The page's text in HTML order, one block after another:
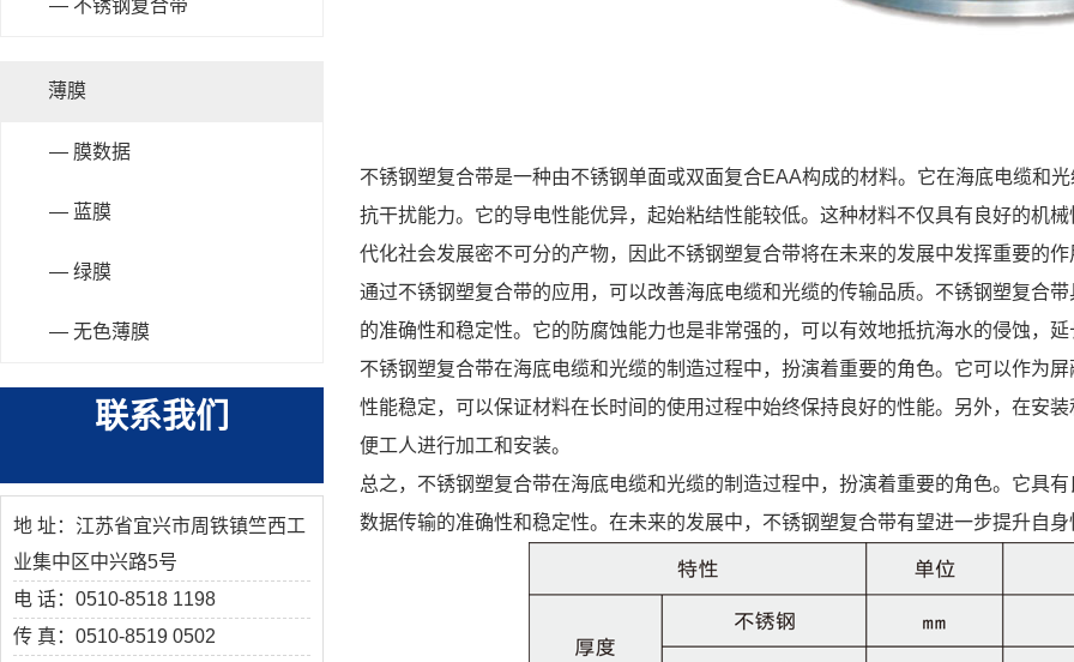
— 不锈钢复合带
薄膜
— 膜数据
— 蓝膜
— 绿膜
— 无色薄膜
联系我们
地 址：江苏省宜兴市周铁镇竺西工
业集中区中兴路5号
电 话：0510-8518 1198
传 真：0510-8519 0502
不锈钢塑复合带是一种由不锈钢单面或双面复合EAA构成的材料。它在海底电缆和
抗干扰能力。它的导电性能优异，起始粘结性能较低。这种材料不仅具有良好的机
代化社会发展密不可分的产物，因此不锈钢塑复合带将在未来的发展中发挥重要的作
通过不锈钢塑复合带的应用，可以改善海底电缆和光缆的传输品质。不锈钢塑复合
的准确性和稳定性。它的防腐蚀能力也是非常强的，可以有效地抵抗海水的侵蚀，
不锈钢塑复合带在海底电缆和光缆的制造过程中，扮演着重要的角色。它可以作为
性能稳定，可以保证材料在长时间的使用过程中始终保持良好的性能。另外，在安
便工人进行加工和安装。
总之，不锈钢塑复合带在海底电缆和光缆的制造过程中，扮演着重要的角色。它具
数据传输的准确性和稳定性。在未来的发展中，不锈钢塑复合带有望进一步提升自